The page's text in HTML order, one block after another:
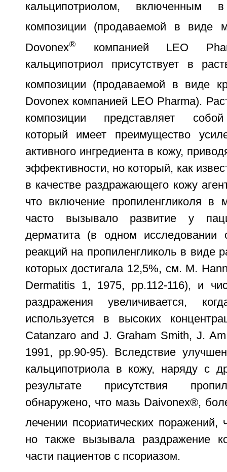
кальципотриолом, включенным
композиции (продаваемой в виде
Dovonex®
компанией LEO
кальципотриол присутствует в
композиции (продаваемой в виде
Dovonex компанией LEO Pharma).
композиции представляет собой
который имеет преимущество
активного ингредиента в кожу,
эффективности, но который, как
в качестве раздражающего кожу
что включение пропиленгликоля в
часто вызывало развитие у
дерматита (в одном исследовании
реакций на пропиленгликоль в виде
которых достигала 12,5%, см. M.
Dermatitis 1, 1975, pp.112-116), и
раздражения увеличивается,
используется в высоких
Catanzaro and J. Graham Smith, J.
1991, pp.90-95). Вследствие
кальципотриола в кожу, наряду с
результате присутствия
обнаружено, что мазь Daivonex®,
лечении псориатических
но также вызывала раздражение
части пациентов с псориазом.